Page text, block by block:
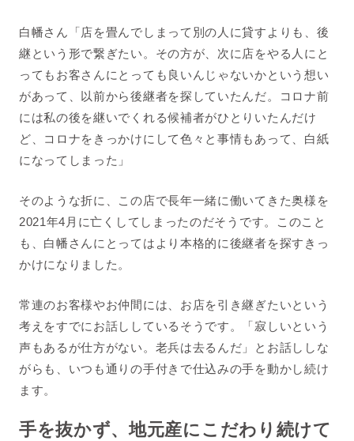
白幡さん「店を畳んでしまって別の人に貸すよりも、後
継という形で繋ぎたい。その方が、次に店をやる人にと
ってもお客さんにとっても良いんじゃないかという想い
があって、以前から後継者を探していたんだ。コロナ前
には私の後を継いでくれる候補者がひとりいたんだけ
ど、コロナをきっかけにして色々と事情もあって、白紙
になってしまった」
そのような折に、この店で長年一緒に働いてきた奥様を
2021年4月に亡くしてしまったのだそうです。このこと
も、白幡さんにとってはより本格的に後継者を探すきっ
かけになりました。
常連のお客様やお仲間には、お店を引き継ぎたいという
考えをすでにお話ししているそうです。「寂しいという
声もあるが仕方がない。老兵は去るんだ」とお話ししな
がらも、いつも通りの手付きで仕込みの手を動かし続け
ます。
手を抜かず、地元産にこだわり続けて